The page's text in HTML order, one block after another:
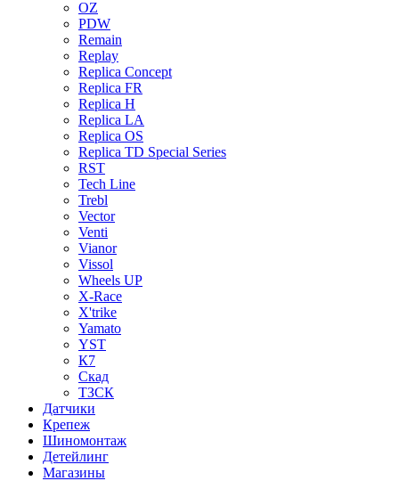
OZ
PDW
Remain
Replay
Replica Concept
Replica FR
Replica H
Replica LA
Replica OS
Replica TD Special Series
RST
Tech Line
Trebl
Vector
Venti
Vianor
Vissol
Wheels UP
X-Race
X'trike
Yamato
YST
К7
Скад
ТЗСК
Датчики
Крепеж
Шиномонтаж
Детейлинг
Магазины